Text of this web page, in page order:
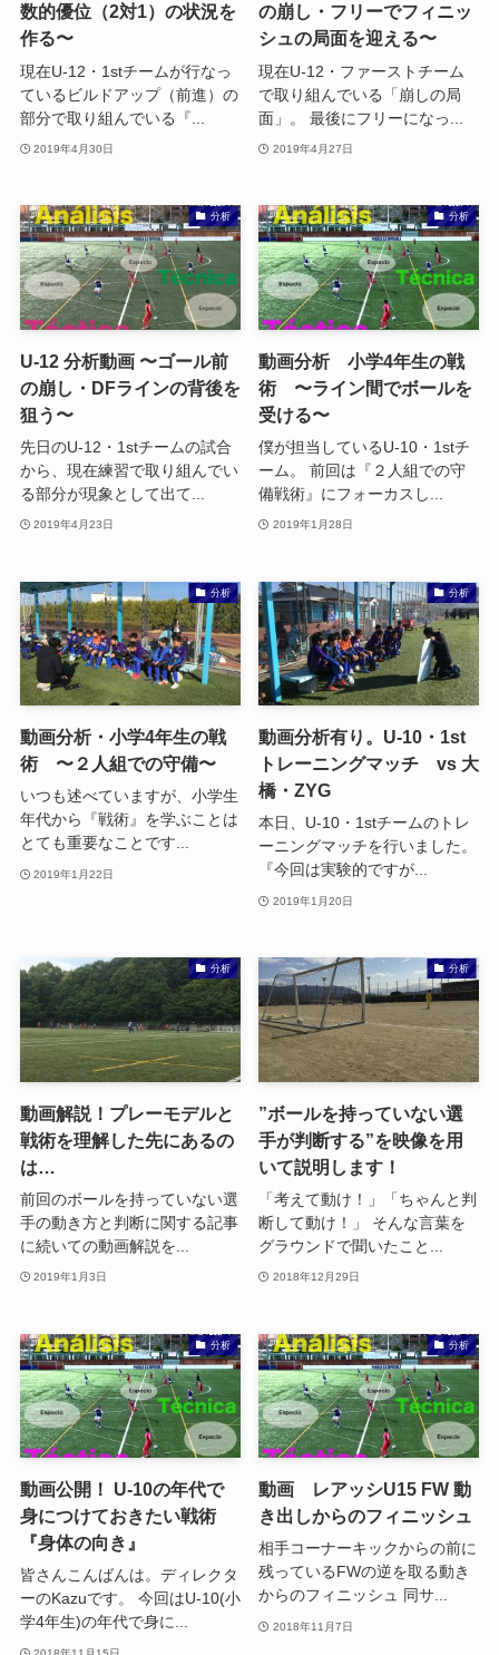
数的優位（2対1）の状況を
作る〜
現在U-12・1stチームが行なっ
ているビルドアップ（前進）の
部分で取り組んでいる『...
2019年4月30日
の崩し・フリーでフィニッ
シュの局面を迎える〜
現在U-12・ファーストチーム
で取り組んでいる「崩しの局
面」。 最後にフリーになっ...
2019年4月27日
分析
U-12 分析動画 〜ゴール前
の崩し・DFラインの背後を
狙う〜
先日のU-12・1stチームの試合
から、現在練習で取り組んでい
る部分が現象として出て...
2019年4月23日
分析
動画分析 小学4年生の戦
術 〜ライン間でボールを
受ける〜
僕が担当しているU-10・1stチ
ーム。 前回は『２人組での守
備戦術』にフォーカスし...
2019年1月28日
分析
動画分析・小学4年生の戦
術 〜２人組での守備〜
いつも述べていますが、小学生
年代から『戦術』を学ぶことは
とても重要なことです...
2019年1月22日
分析
動画分析有り。U-10・1st
トレーニングマッチ vs 大
橋・ZYG
本日、U-10・1stチームのトレ
ーニングマッチを行いました。
『今回は実験的ですが...
2019年1月20日
分析
動画解説！プレーモデルと
戦術を理解した先にあるの
は…
前回のボールを持っていない選
手の動き方と判断に関する記事
に続いての動画解説を...
2019年1月3日
分析
”ボールを持っていない選
手が判断する”を映像を用
いて説明します！
「考えて動け！」「ちゃんと判
断して動け！」 そんな言葉を
グラウンドで聞いたこと...
2018年12月29日
分析
動画公開！ U-10の年代で
身につけておきたい戦術
『身体の向き』
皆さんこんばんは。ディレクタ
ーのKazuです。 今回はU-10(小
学4年生)の年代で身に...
分析
動画 レアッシU15 FW 動
き出しからのフィニッシュ
相手コーナーキックからの前に
残っているFWの逆を取る動き
からのフィニッシュ 同サ...
2018年11月7日